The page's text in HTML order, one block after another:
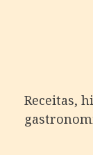
Receitas,